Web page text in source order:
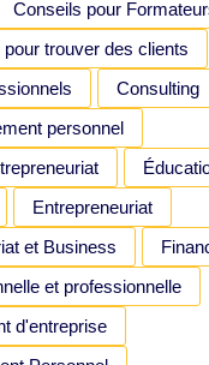
Conseils pour
trouver des clients
Consulting
personnel
Entrepreneuriat
et Business
et professionnelle
d'entreprise